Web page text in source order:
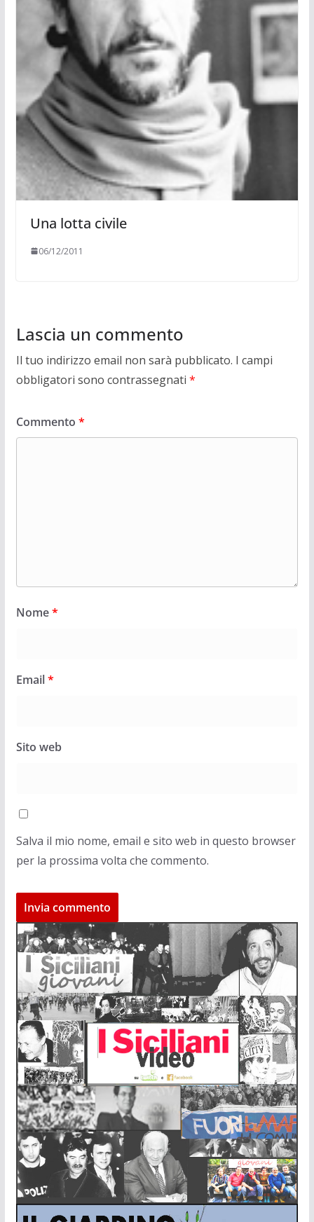
Una lotta civile
06/12/2011
Lascia un commento
Il tuo indirizzo email non sarà pubblicato. I campi
obbligatori sono contrassegnati *
Commento *
Nome*
Email*
Sito web
Salva il mio nome, email e sito web in questo browser
per la prossima volta che commento.